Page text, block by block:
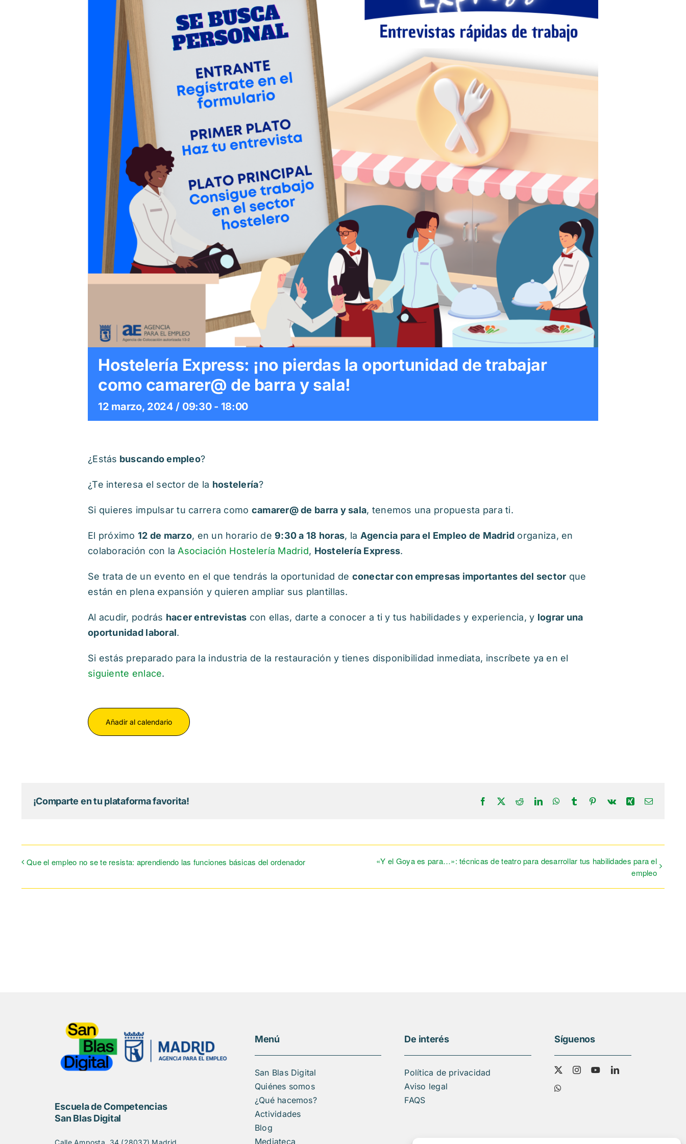
Hostelería Express: ¡no pierdas la oportunidad de trabajar
como camarer@ de barra y sala!
12 marzo, 2024 / 09:30- 18:00
¿Estás buscando empleo?
¿Te interesa el sector de la hostelería?
Si quieres impulsar tu carrera como camarer@ de barra y sala, tenemos una propuesta para ti.
El próximo 12 de marzo, en un horario de9:30 a 18 horas, la Agencia para el Empleo de Madrid organiza, en
colaboración con la Asociación Hostelería Madrid, Hostelería Express.
Se trata de un evento en el que tendrás la oportunidad de conectar con empresas importantes del sector que
están en plena expansión y quieren ampliar sus plantillas.
Al acudir, podrás hacer entrevistas con ellas, darte a conocer a ti y tus habilidades y experiencia, y lograr una
oportunidad laboral.
Si estás preparado para la industria de la restauración y tienes disponibilidad inmediata, inscríbete ya en el
siguiente enlace.
Añadir al calendario
¡Comparte en tu plataforma favorita! Facebook RedditLinkedInWhatsApp
Tumblr Pinterest
Vk XingCorreo
Que el empleo no se te resista: aprendiendo las funciones básicas del ordenador
«Y el Goya es para…»: técnicas de teatro para desarrollar tus habilidades para el
empleo
Escuela de Competencias
San Blas Digital
Menú
San Blas Digital
Quiénes somos
¿Qué hacemos?
Actividades
Blog
Mediateca
De interés
Política de privacidad
Aviso legal
FAQS
Síguenos